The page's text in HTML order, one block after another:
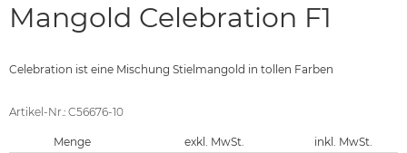
Mangold Celebration F1
Celebration ist eine Mischung Stielmangold in tollen Farben
Artikel-Nr.: C56676-10
Menge exkl. MwSt. inkl. MwSt.